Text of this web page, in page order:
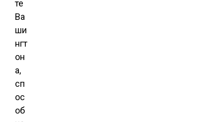
те
Ва
ши
нгт
он
а,
сп
ос
об